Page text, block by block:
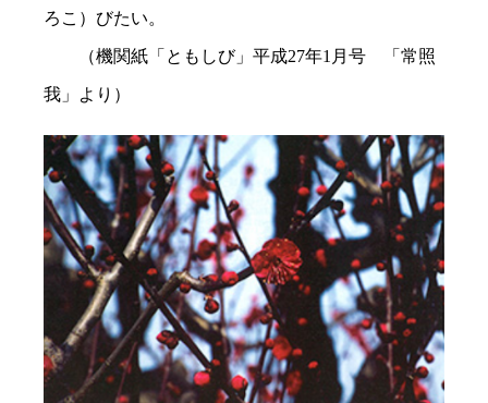
ろこ）びたい。
（機関紙「ともしび」平成27年1月号 「常照
我」より）